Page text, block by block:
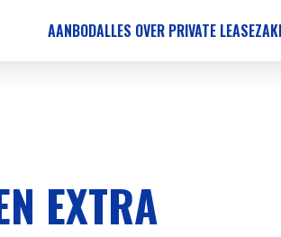
AANBODALLES OVER PRIVATE LEASE
EXTRA